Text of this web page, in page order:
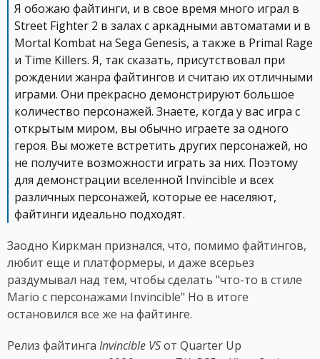
Я обожаю файтинги, и в свое время много играл в
Street Fighter 2 в залах с аркадными автоматами и в
Mortal Kombat на Sega Genesis, а также в Primal Rage
и Time Killers. Я, так сказать, присутствовал при
рождении жанра файтингов и считаю их отличными
играми. Они прекрасно демонстрируют большое
количество персонажей. Знаете, когда у вас игра с
открытым миром, вы обычно играете за одного
героя. Вы можете встретить других персонажей, но
не получите возможности играть за них. Поэтому
для демонстрации вселенной Invincible и всех
различных персонажей, которые ее населяют,
файтинги идеально подходят.
Заодно Киркман признался, что, помимо файтингов,
любит еще и платформеры, и даже всерьез
раздумывал над тем, чтобы сделать "что-то в стиле
Mario с персонажами Invincible" Но в итоге
остановился все же на файтинге.
Релиз файтинга Invincible VSот Quarter Up